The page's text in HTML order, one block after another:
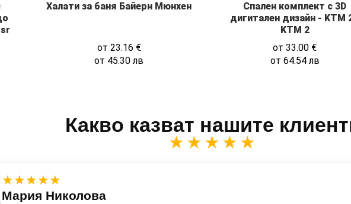
Халати за баня Байерн Мюнхен
от 23.16 €
от 45.30лв
Спален комплект с 3D
дигитален дизайн - KTM
KTM 2
от33.00 €
от 64.54лв
Какво казват нашите
★★★★★
★★★★★
Мария Николова